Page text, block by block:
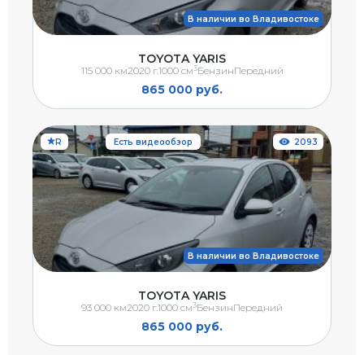
В наличии во Владивостоке
TOYOTA YARIS
865 000 руб.
115 000 км2020 г.1000 см3БензинПередний
R Есть видеообзор
В наличии во Владивостоке
2093
TOYOTA YARIS
865 000 руб.
93 000 км2020 г.1000 см3БензинПередний